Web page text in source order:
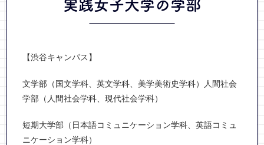
実践女子大学の学部
【渋谷キャンパス】
文学部（国文学科、英文学科、美学美術史学科）人間社会
学部（人間社会学科、現代社会学科）
短期大学部（日本語コミュニケーション学科、英語コミュ
ニケーション学科）